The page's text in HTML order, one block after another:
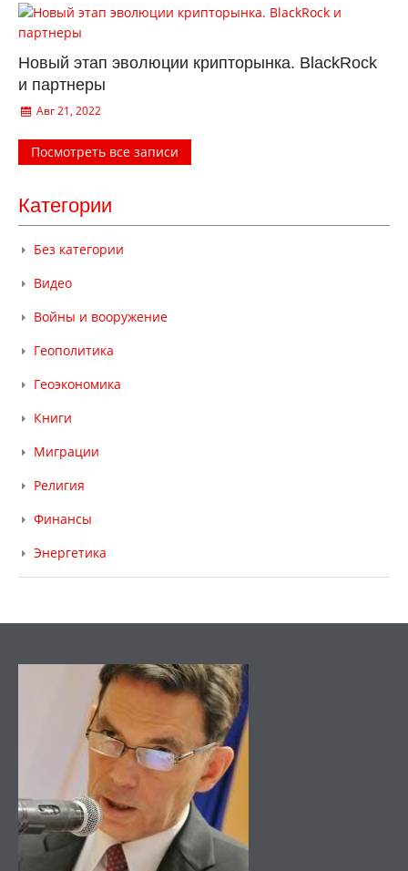
Новый этап эволюции крипторынка. BlackRock
и партнеры
Авг 21, 2022
Посмотреть все записи
Категории
Без категории
Видео
Войны и вооружение
Геополитика
Геоэкономика
Книги
Миграции
Религия
Финансы
Энергетика